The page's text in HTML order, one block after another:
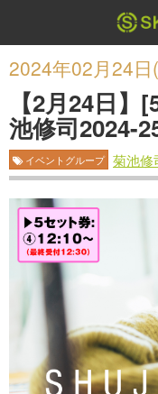
2024年02月24日
【2月24日
池修司2024-
イベントグループ 菊池修